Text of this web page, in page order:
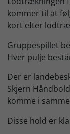
kommer til at
kort efter
Gruppespillet
Hver pulje
Der er
Skjern
komme i
Disse hold er